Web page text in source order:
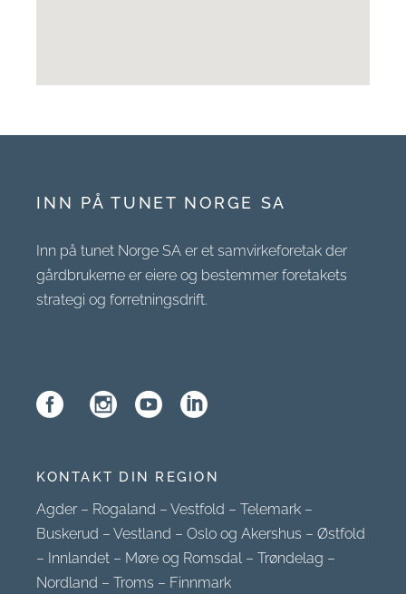
INN PÅ TUNET NORGE SA
Inn på tunet Norge SA er et samvirkeforetak der
gårdbrukerne er eiere og bestemmer foretakets
strategi og forretningsdrift.
KONTAKT DIN REGION
Agder– Rogaland –Vestfold –Telemark –
Buskerud –Vestland –Oslo og Akershus –Østfold
– Innlandet – Møre og Romsdal –Trøndelag –
Nordland –Troms – Finnmark